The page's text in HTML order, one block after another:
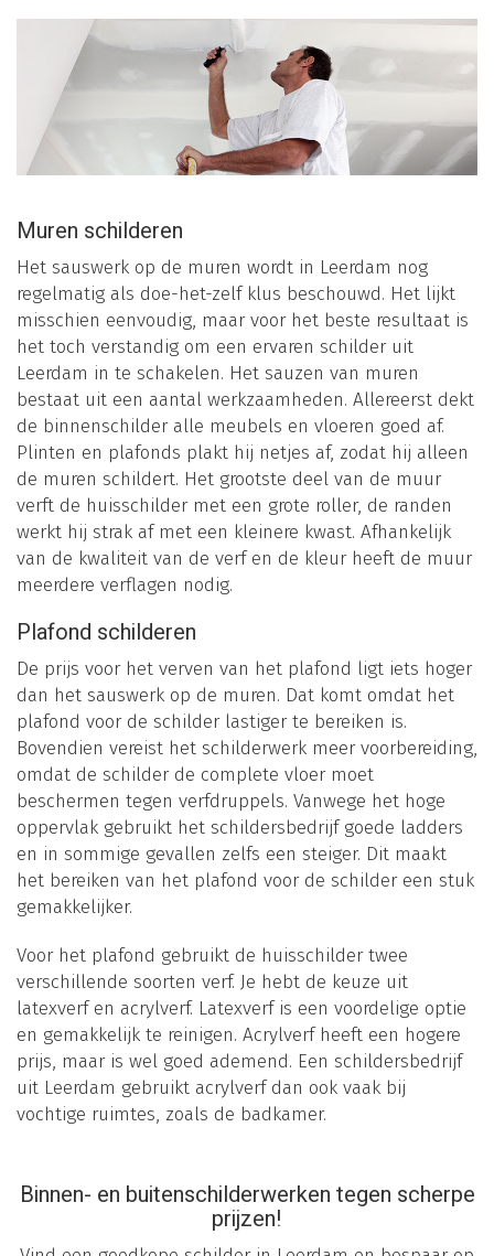
Muren schilderen
Het sauswerk op de muren wordt in Leerdam nog
regelmatig als doe-het-zelf klus beschouwd. Het lijkt
misschien eenvoudig, maar voor het beste resultaat is
het toch verstandig om een ervaren schilder uit
Leerdam in te schakelen. Het sauzen van muren
bestaat uit een aantal werkzaamheden. Allereerst dekt
de binnenschilder alle meubels en vloeren goed af.
Plinten en plafonds plakt hij netjes af, zodat hij alleen
de muren schildert. Het grootste deel van de muur
verft de huisschilder met een grote roller, de randen
werkt hij strak af met een kleinere kwast. Afhankelijk
van de kwaliteit van de verf en de kleur heeft de muur
meerdere verflagen nodig.
Plafond schilderen
De prijs voor het verven van het plafond ligt iets hoger
dan het sauswerk op de muren. Dat komt omdat het
plafond voor de schilder lastiger te bereiken is.
Bovendien vereist het schilderwerk meer voorbereiding,
omdat de schilder de complete vloer moet
beschermen tegen verfdruppels. Vanwege het hoge
oppervlak gebruikt het schildersbedrijf goede ladders
en in sommige gevallen zelfs een steiger. Dit maakt
het bereiken van het plafond voor de schilder een stuk
gemakkelijker.
Voor het plafond gebruikt de huisschilder twee
verschillende soorten verf. Je hebt de keuze uit
latexverf en acrylverf. Latexverf is een voordelige optie
en gemakkelijk te reinigen. Acrylverf heeft een hogere
prijs, maar is wel goed ademend. Een schildersbedrijf
uit Leerdam gebruikt acrylverf dan ook vaak bij
vochtige ruimtes, zoals de badkamer.
Binnen- en buitenschilderwerken tegen scherpe
prijzen!